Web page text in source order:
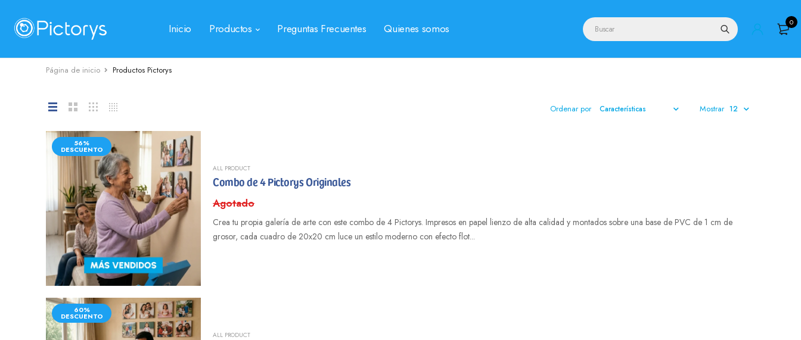
Inicio Productos Preguntas Frecuentes Quienes somos 0
Página de inicio Productos Pictorys
Ordenar por Mostrar
56%
DESCUENTO
ALL PRODUCT
Combo de 4 Pictorys Originales
Agotado
Crea tu propia galería de arte con este combo de 4 Pictorys. Impresos en papel lienzo de alta calidad y montados sobre una base de PVC de 1 cm de
grosor, cada cuadro de 20x20 cm luce un estilo moderno con efecto flot...
60%
DESCUENTO
ALL PRODUCT